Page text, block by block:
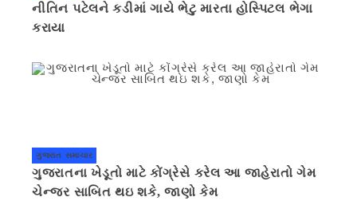
નીતિન પટેલને કડીમાં ગાયે ભેટુ મારતા હોસ્પિટલ ભેગા
કરાયા
ગુજરાત સમાચાર
ગુજરાતના ખેડૂતો માટે કોંગ્રેસે કરેલ આ જાહેરાતો ગેમ
ચેન્જર સાબિત થઇ શકે, જાણો કેમ